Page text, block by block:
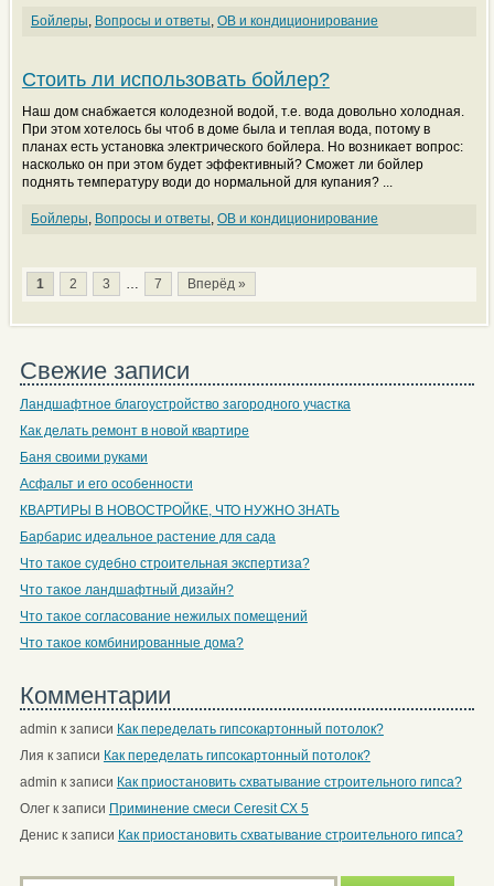
Бойлеры, Вопросы и ответы, ОВ и кондиционирование
Стоить ли использовать бойлер?
Наш дом снабжается колодезной водой, т.е. вода довольно холодная.
При этом хотелось бы чтоб в доме была и теплая вода, потому в
планах есть установка электрического бойлера. Но возникает вопрос:
насколько он при этом будет эффективный? Сможет ли бойлер
поднять температуру води до нормальной для купания? ...
Бойлеры, Вопросы и ответы, ОВ и кондиционирование
1 2 3 … 7 Вперёд »
Свежие записи
Ландшафтное благоустройство загородного участка
Как делать ремонт в новой квартире
Баня своими руками
Асфальт и его особенности
КВАРТИРЫ В НОВОСТРОЙКЕ, ЧТО НУЖНО ЗНАТЬ
Барбарис идеальное растение для сада
Что такое судебно строительная экспертиза?
Что такое ландшафтный дизайн?
Что такое согласование нежилых помещений
Что такое комбинированные дома?
Комментарии
admin к записи Как переделать гипсокартонный потолок?
Лия к записи Как переделать гипсокартонный потолок?
admin к записи Как приостановить схватывание строительного гипса?
Олегк записи Приминение смеси Ceresit СХ 5
Дениск записи Как приостановить схватывание строительного гипса?